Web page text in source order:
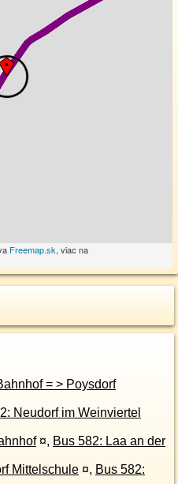
Freemap.sk, viac na
= > Poysdorf
Neudorf im Weinviertel
Bahnhof ¤, Bus 582: Laa an der
= > Poysdorf Mittelschule ¤, Bus 582: